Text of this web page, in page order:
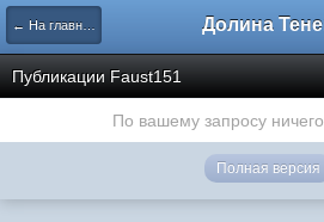
← На главную Долина
Публикации Faust151
По вашему запросу
Полная версия